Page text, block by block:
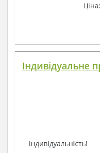
фахівців, Ви
зв'язку: замовте
Індивідуальне
індивідуальність!